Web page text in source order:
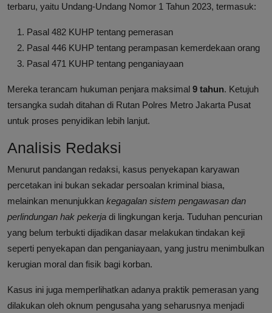
terbaru, yaitu Undang-Undang Nomor 1 Tahun 2023, termasuk:
Pasal 482 KUHP tentang pemerasan
Pasal 446 KUHP tentang perampasan kemerdekaan orang
Pasal 471 KUHP tentang penganiayaan
Mereka terancam hukuman penjara maksimal 9 tahun. Ketujuh
tersangka sudah ditahan di Rutan Polres Metro Jakarta Pusat
untuk proses penyidikan lebih lanjut.
Analisis Redaksi
Menurut pandangan redaksi, kasus penyekapan karyawan
percetakan ini bukan sekadar persoalan kriminal biasa,
melainkan menunjukkan kegagalan sistem pengawasan dan
perlindungan hak pekerja di lingkungan kerja. Tuduhan pencurian
yang belum terbukti dijadikan dasar melakukan tindakan keji
seperti penyekapan dan penganiayaan, yang justru menimbulkan
kerugian moral dan fisik bagi korban.
Kasus ini juga memperlihatkan adanya praktik pemerasan yang
dilakukan oleh oknum pengusaha yang seharusnya menjadi